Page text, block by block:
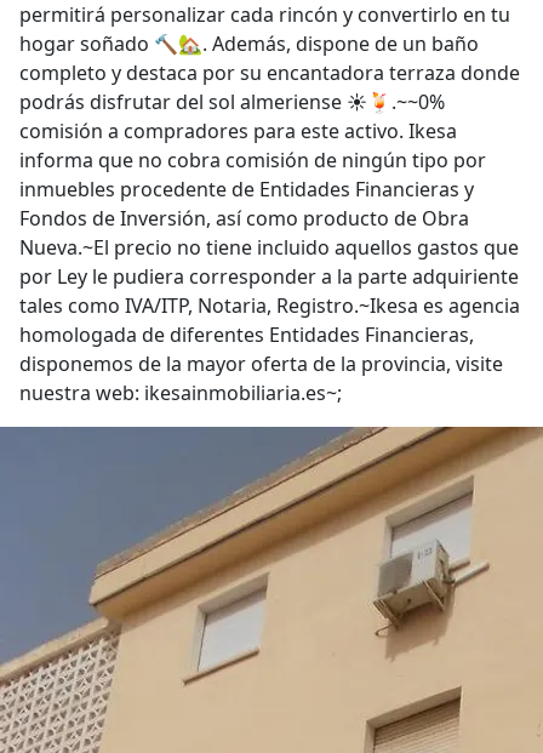
permitirá personalizar cada rincón y convertirlo en tu
hogar soñado 🔨🏡. Además, dispone de un baño
completo y destaca por su encantadora terraza donde
podrás disfrutar del sol almeriense ☀️🍹.~~0%
comisión a compradores para este activo. Ikesa
informa que no cobra comisión de ningún tipo por
inmuebles procedente de Entidades Financieras y
Fondos de Inversión, así como producto de Obra
Nueva.~El precio no tiene incluido aquellos gastos que
por Ley le pudiera corresponder a la parte adquiriente
tales como IVA/ITP, Notaria, Registro.~Ikesa es agencia
homologada de diferentes Entidades Financieras,
disponemos de la mayor oferta de la provincia, visite
nuestra web: ikesainmobiliaria.es~;